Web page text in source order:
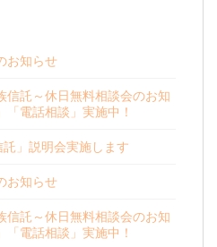
お知らせ
信託～休日無料相談会のお知
「電話相談」実施中！
託」説明会実施します
お知らせ
信託～休日無料相談会のお知
「電話相談」実施中！